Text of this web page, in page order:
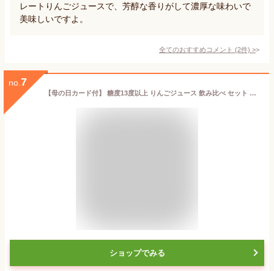
レートりんごジュースで、芳醇な香りがして濃厚な味わいで
美味しいですよ。
全てのおすすめコメント (2件) >
no. 7
【母の日カード付】 糖度13度以上 りんごジュース 飲み比べ セット 720ml 3本 長野県産 (シナノスイート シナノゴールド 秋映) 果汁100% ストレート リンゴジュース 化粧箱入 ギフト プレゼント 西村青果
ショップでみる